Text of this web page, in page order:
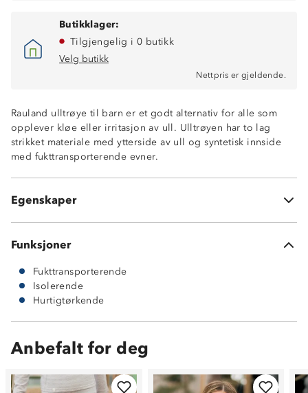
Butikklager:
Tilgjengelig i 0 butikk
Velg butikk
Nettpris er gjeldende.
Rauland ulltrøye til barn er et godt alternativ for alle som
opplever kløe eller irritasjon av ull. Ulltrøyen har to lag
strikket materiale med ytterside av ull og syntetisk innside
med fukttransporterende evner.
Egenskaper
Fukttransporterende innside, 10% merinoull / 90%
polyester
Hurtigtørkende
MerinoPoly 2L™
Litt nupping etter bruk kan forekomme
Funksjoner
Fukttransporterende
Isolerende
Hurtigtørkende
Anbefalt for deg